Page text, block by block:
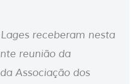
receberam nesta
reunião da
Associação dos